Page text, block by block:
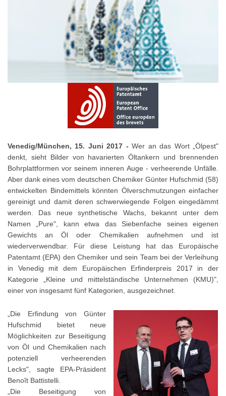
Venedig/München, 15. Juni 2017 - Wer an das Wort „Ölpest"
denkt, sieht Bilder von havarierten Öltankern und brennenden
Bohrplattformen vor seinem inneren Auge - verheerende Unfälle.
Aber dank eines vom deutschen Chemiker Günter Hufschmid (58)
entwickelten Bindemittels könnten Ölverschmutzungen einfacher
gereinigt und damit deren schwerwiegende Folgen eingedämmt
werden. Das neue synthetische Wachs, bekannt unter dem
Namen „Pure", kann etwa das Siebenfache seines eigenen
Gewichts an Öl oder Chemikalien aufnehmen und ist
wiederverwendbar. Für diese Leistung hat das Europäische
Patentamt (EPA) den Chemiker und sein Team bei der Verleihung
in Venedig mit dem Europäischen Erfinderpreis 2017 in der
Kategorie „Kleine und mittelständische Unternehmen (KMU)",
einer von insgesamt fünf Kategorien, ausgezeichnet.
„Die Erfindung von Günter
Hufschmid bietet neue
Möglichkeiten zur Beseitigung
von Öl und Chemikalien nach
potenziell verheerenden
Lecks", sagte EPA-Präsident
Benoît Battistelli.
„Die Beseitigung von